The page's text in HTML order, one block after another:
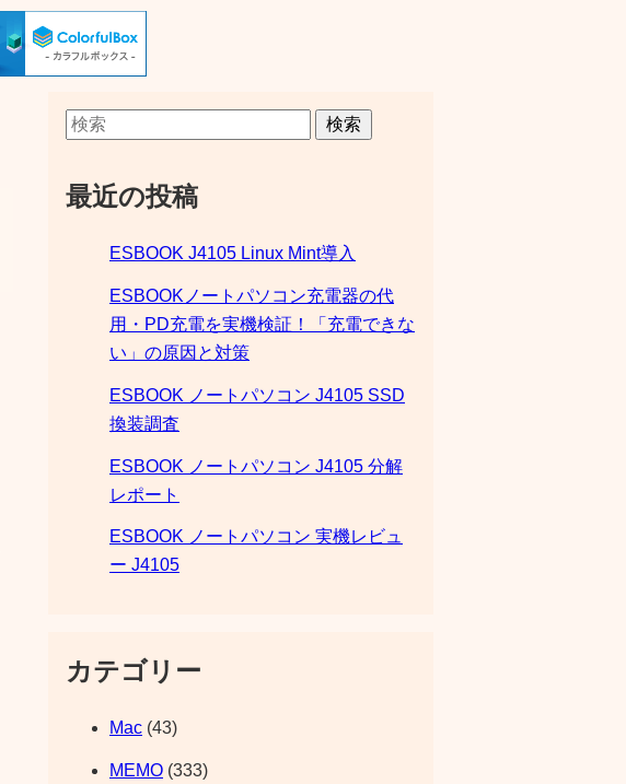
検索
最近の投稿
ESBOOK J4105 Linux Mint導入
ESBOOKノートパソコン充電器の代
用・PD充電を実機検証！「充電できな
い」の原因と対策
ESBOOK ノートパソコン J4105 SSD
換装調査
ESBOOK ノートパソコン J4105 分解
レポート
ESBOOK ノートパソコン 実機レビュ
ー J4105
カテゴリー
Mac (43)
MEMO (333)